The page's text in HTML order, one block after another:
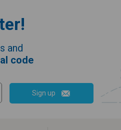
and
code
Sign up